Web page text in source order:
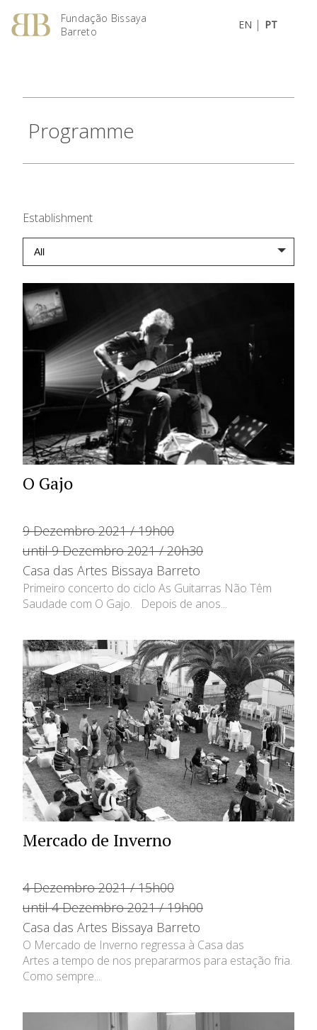
Fundação Bissaya
Barreto
EN | PT
Programme
Establishment
O Gajo
9 Dezembro 2021 / 19h00
until 9 Dezembro 2021 / 20h30
Casa das Artes Bissaya Barreto
Primeiro concerto do ciclo As Guitarras Não Têm
Saudade com O Gajo. Depois de anos...
Mercado de Inverno
4 Dezembro 2021 / 15h00
until 4 Dezembro 2021 / 19h00
Casa das Artes Bissaya Barreto
O Mercado de Inverno regressa à Casa das
Artes a tempo de nos prepararmos para estação fria.
Como sempre...